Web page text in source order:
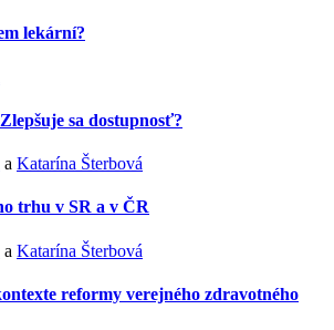
lekární?
sa dostupnosť?
a Katarína Šterbová
trhu v SR a v ČR
a Katarína Šterbová
reformy verejného zdravotného